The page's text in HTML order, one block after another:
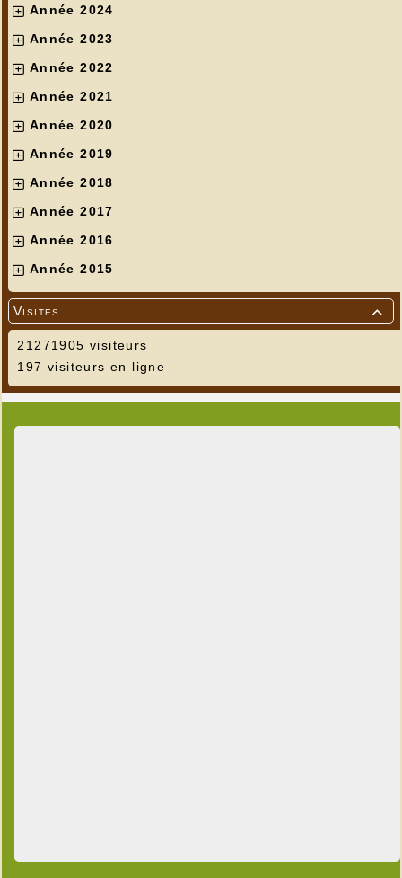
Année 2024
Année 2023
Année 2022
Année 2021
Année 2020
Année 2019
Année 2018
Année 2017
Année 2016
Année 2015

Visites
21271905 visiteurs
197 visiteurs en ligne